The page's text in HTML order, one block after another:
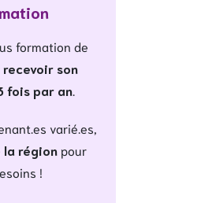
formation de
recevoir son
fois par an
varié.es,
la régionpour
!